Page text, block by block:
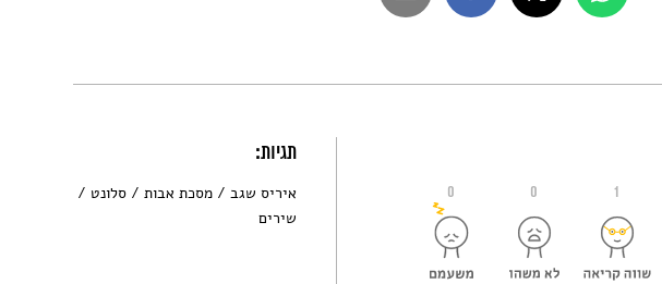
0 0 1
תגיות:
איריס שגב מסכת אבות
סלונט
שירים